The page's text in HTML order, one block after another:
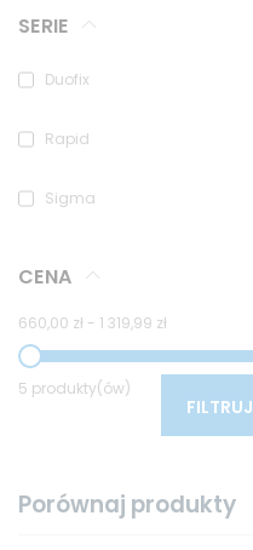
SERIE
Duofix
Rapid
Sigma
CENA
660,00 zł - 1 319,99 zł
5 produkty(ów)
FILTRUJ
Porównaj produkty